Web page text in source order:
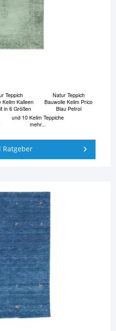
Teppich
Kelim Kalleen
in 6 Größen
Natur Teppich
Bauwolle Kelim Prico
Blau Petrol
und 10 Kelim Teppiche
mehr...
Ratgeber